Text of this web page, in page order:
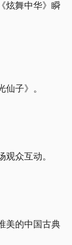
炫舞中华》瞬
子》。
众互动。
美的中国古典